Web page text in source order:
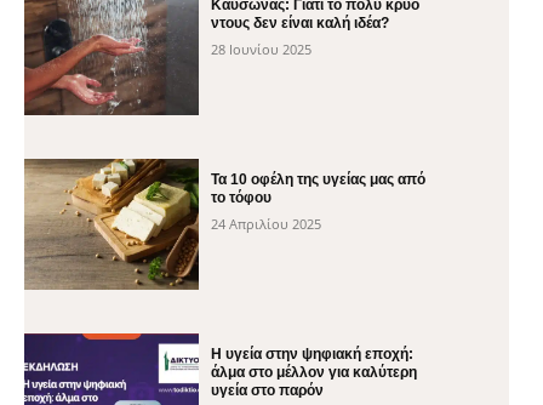
Καύσωνας: Γιατί το πολύ κρύο
ντους δεν είναι καλή ιδέα?
28 Ιουνίου 2025
Τα 10 οφέλη της υγείας μας από
το τόφου
24 Απριλίου 2025
H υγεία στην ψηφιακή εποχή:
άλμα στο μέλλον για καλύτερη
υγεία στο παρόν